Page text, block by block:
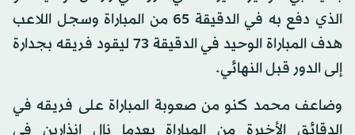
الذي دفع به في الدقيقة 65 من المباراة وسجل اللاعب
هدف المباراة الوحيد في الدقيقة 73 ليقود فريقه بجدارة
إلى الدور قبل النهائي.
وضاعف محمد كنو من صعوبة المباراة على فريقه في
الدقائق الأخيرة من المباراة بعدما نال إنذارين في